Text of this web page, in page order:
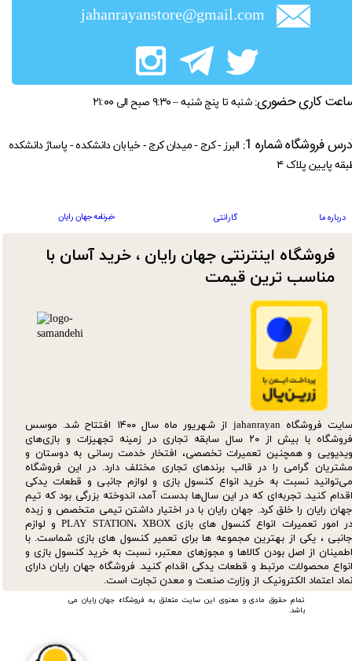
تمام حقوق مادی و معنوی این سایت متعلق به فروشگاه جهان رایان می
باشد.
jahanrayanstore@gmail.com
سایت فروشگاه jahanrayan از شهریور ماه سال ۱۴۰۰ افتتاح شد. موسس
فروشگاه با بیش از ۲۰ سال سابقه تجاری در زمینه تجهیزات و بازی‌های
ویدیویی و همچنین تعمیرات تخصصی، افتخار خدمت رسانی به دوستان و
مشتریان گرامی را در قالب برندهای تجاری مختلف دارد. در این فروشگاه
می‌توانید نسبت به خرید انواع کنسول بازی و لوازم جانبی و قطعات یدکی‌
اقدام کنید. تجربه‌ای که در این سال‌ها بدست آمد، اندوخته بزرگی بود که تیم
جهان رایان را خلق کرد. جهان رایان با در اختیار داشتن تیمی متخصص و زبده
در امور تعمیرات انواع کنسول های بازی PLAY STATION، XBOX و لوازم
جانبی ، یکی از بهترین مجموعه ها برای تعمیر کنسول های بازی شماست. با
اطمینان از اصل بودن کالاها و مجوزهای معتبر، نسبت به خرید کنسول بازی و
انواع محصولات مرتبط و قطعات یدکی اقدام کنید. فروشگاه جهان رایان دارای
نماد اعتماد الکترونیک از وزارت صنعت و معدن تجارت است.
فروشگاه اینترنتی جهان رایان ، خرید آسان با
مناسب ترین قیمت​​​​​​​
کاری حضوری: شنبه تا پنج شنبه – ۹:۳۰ صبح الی ۲۱:۰۰
درباره ما گارانتی خبرنامه جهان رایان
فروشگاه شماره 1:
البرز - کرج - میدان کرج - خیابان دانشکده - پاساژ دانشکده
پایین پلاک ۴